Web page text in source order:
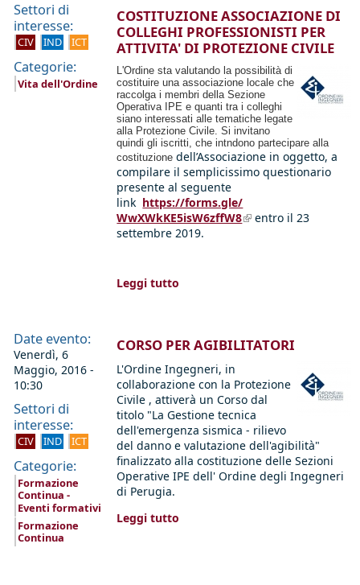
Settori di
interesse:
CIV IND ICT
Categorie:
Vita dell'Ordine
COSTITUZIONE ASSOCIAZIONE DI
COLLEGHI PROFESSIONISTI PER
ATTIVITA' DI PROTEZIONE CIVILE
L'Ordine sta valutando la possibilità di
costituire una associazione locale che
raccolga i membri della Sezione
Operativa IPE e quanti tra i colleghi
siano interessati alle tematiche legate
alla Protezione Civile. Si invitano
quindi gli iscritti, che intndono partecipare alla
costituzione dell’Associazione in oggetto, a
compilare il semplicissimo questionario
presente al seguente
link https://forms.gle/
WwXWkKE5isW6zffW8(link is external)
entro il 23
settembre 2019.
Leggi tutto
Date evento:
Venerdì, 6
Maggio, 2016 -
10:30
Settori di
interesse:
CIV IND ICT
Categorie:
Formazione
Continua -
Eventi formativi
Formazione
Continua
CORSO PER AGIBILITATORI
L'Ordine Ingegneri, in
collaborazione con la Protezione
Civile , attiverà un Corso dal
titolo "La Gestione tecnica
dell'emergenza sismica - rilievo
del danno e valutazione dell'agibilità"
finalizzato alla costituzione delle Sezioni
Operative IPE dell' Ordine degli Ingegneri
di Perugia.
Leggi tutto